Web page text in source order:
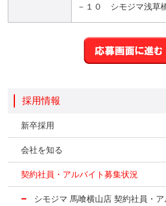
－１０ シモジマ浅草
採用情報
新卒採用
会社を知る
契約社員・アルバイト募集状況
シモジマ 馬喰横山店 契約社員・